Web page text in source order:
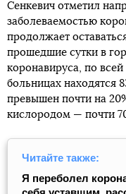
Сенкевич отметил
заболеваемостью
продолжает
прошедшие сутки в
коронавируса, по
больницах находятся
превышен почти на
кислородом — почти
Читайте также:
Я переболел